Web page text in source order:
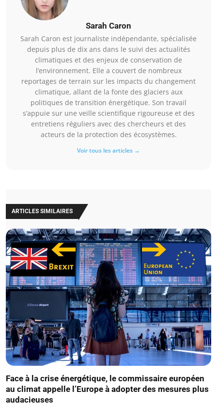
Sarah Caron
Sarah Caron est journaliste indépendante, spécialisée
depuis plus de dix ans dans le suivi des actualités
climatiques et des enjeux de conservation de
l’environnement. Elle a couvert de nombreux
reportages de terrain sur les impacts du changement
climatique, allant de la fonte des glaciers aux
politiques de transition énergétique. Son travail
s’appuie sur une veille scientifique rigoureuse et des
entretiens réguliers avec des chercheurs et des
acteurs de la protection des écosystèmes.
Voir tous les articles →
ARTICLES SIMILAIRES
Face à la crise énergétique, le commissaire européen
au climat appelle l’Europe à adopter des mesures plus
audacieuses